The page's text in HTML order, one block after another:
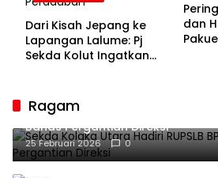
Dari Kisah Jepang ke
Lapangan Lalume: Pj
Sekda Kolut Ingatkan
dan
Ragam
Sekda Kolaka Utara Hadiri
Bahas Pergantian Direksi
25 Februari 2026 0